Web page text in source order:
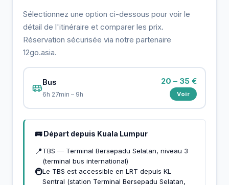
Sélectionnez une option ci-dessous pour voir le
détail de l'itinéraire et comparer les prix.
Réservation sécurisée via notre partenaire
12go.asia.
Bus
6h 27min – 9h
20 – 35 €
Voir
🚌 Départ depuis Kuala Lumpur
📍TBS — Terminal Bersepadu Selatan, niveau 3
(terminal bus international)
🚇Le TBS est accessible en LRT depuis KL
Sentral (station Terminal Bersepadu Selatan,